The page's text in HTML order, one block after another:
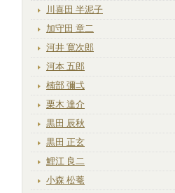
川喜田 半泥子
加守田 章二
河井 寛次郎
河本 五郎
楠部 彌弌
栗木 達介
黒田 辰秋
黒田 正玄
鯉江 良二
小森 松菴